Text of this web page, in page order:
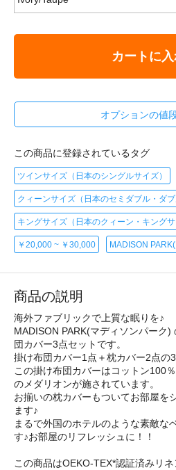
カートに
オプションの値
この商品に登録されているタグ
ツインサイズ（日本のシングルサイズ）
クィーンサイズ（日本のセミダブル・ダブ
キングサイズ（日本のクィーン・キングサ
￥20,000 ~ ￥30,000 MADISON
商品の説明
海外ファブリックで上質な眠りを♪
MADISON PARK(マディソンパーク
団カバー3点セットです。
掛け布団カバー1点＋枕カバー2点の
この掛け布団カバーはコットン100
のメダリオンが施されています。
お揃いの枕カバーもついてお部屋を
ます♪
まるで外国のホテルのような素敵な
す♪お部屋のリフレッシュに！！
この商品はOEKO-TEX*認証済みリネ